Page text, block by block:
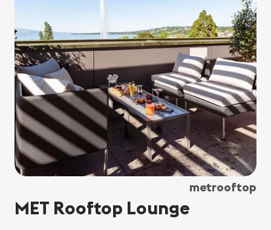
metrooftop
MET Rooftop Lounge